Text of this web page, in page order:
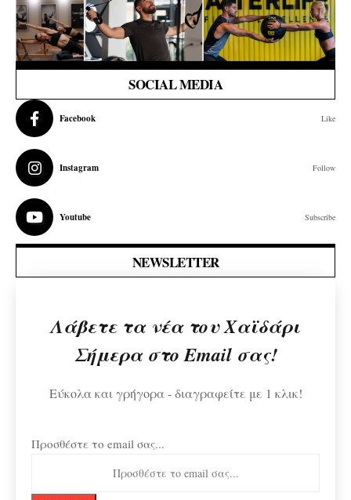
SOCIAL MEDIA
Facebook Like
Instagram Follow
Youtube Subscribe
NEWSLETTER
Λάβετε τα νέα του Χαϊδάρι
Σήμερα στο Email σας!
Εύκολα και γρήγορα - διαγραφείτε με 1 κλικ!
Προσθέστε το email σας...